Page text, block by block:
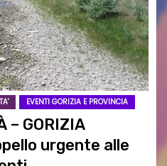
EVENTI GORIZIA E PROVINCIA
– GORIZIA
urgente alle